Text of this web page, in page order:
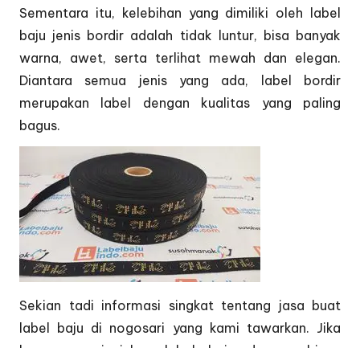
Sementara itu, kelebihan yang dimiliki oleh label
baju jenis bordir adalah tidak luntur, bisa banyak
warna, awet, serta terlihat mewah dan elegan.
Diantara semua jenis yang ada, label bordir
merupakan label dengan kualitas yang paling
bagus.
Sekian tadi informasi singkat tentang jasa buat
label baju di nogosari yang kami tawarkan. Jika